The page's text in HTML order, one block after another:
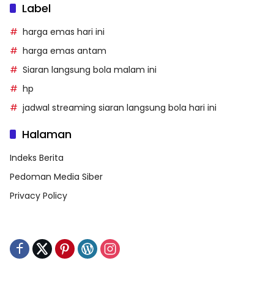
Label
harga emas hari ini
harga emas antam
Siaran langsung bola malam ini
hp
jadwal streaming siaran langsung bola hari ini
Halaman
Indeks Berita
Pedoman Media Siber
Privacy Policy